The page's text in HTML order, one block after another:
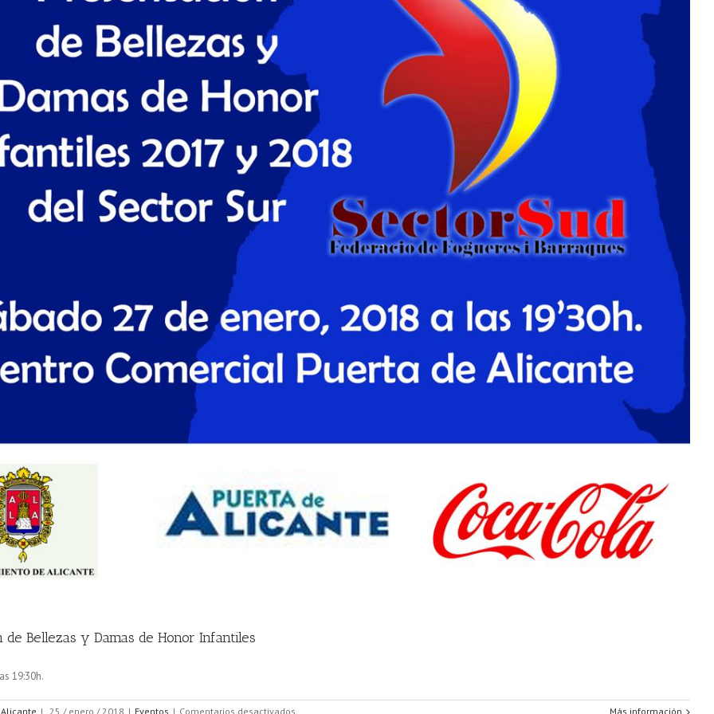
de Bellezas y Damas de Honor Infantiles
19:30h.
Alicante | 25 / enero / 2018 | Eventos | Comentarios desactivados Más información